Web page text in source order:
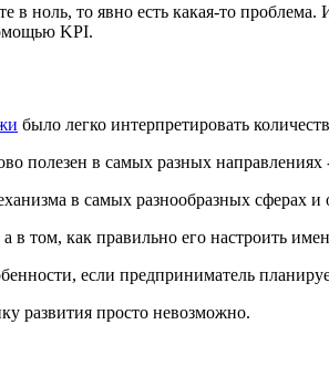
ноль, то явно есть какая-то
KPI.
было легко интерпретировать
полезен в самых разных направлениях
в самых разнообразных сферах и
в том, как правильно его настроить
если предприниматель
развития просто невозможно.